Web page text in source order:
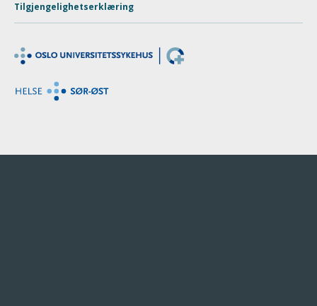
Tilgjengelighetserklæring